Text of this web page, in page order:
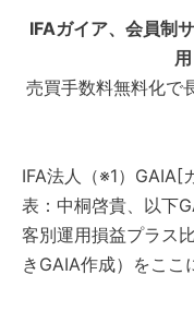
IFAガイア、会員制
売買手数料無料化で
IFA法人（※1）GAIA[
表：中桐啓貴、以下
客別運用損益プラス
きGAIA作成）をここ